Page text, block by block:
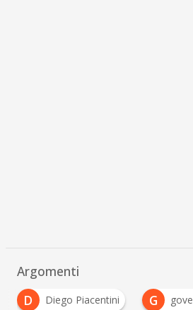
Argomenti
G
governo I innovazione